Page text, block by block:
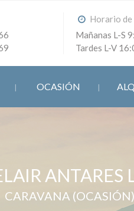
Horario
Mañanas L-S
Tardes L-V
OCASIÓN
ANTARES
CARAVANA (OCASIÓN)